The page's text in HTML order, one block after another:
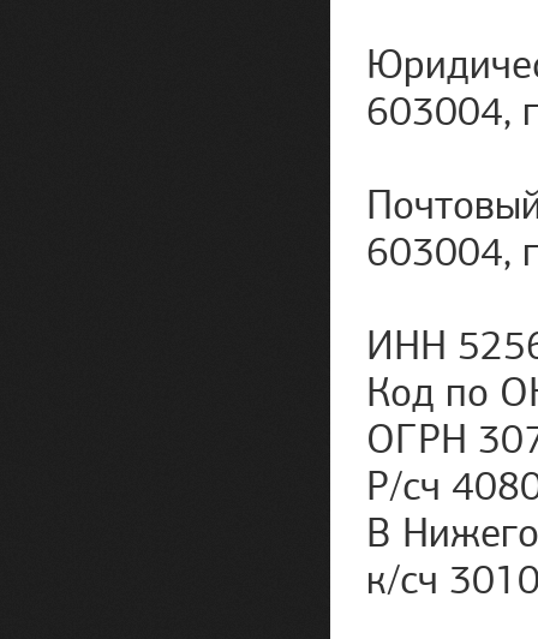
603004,
603004,
ИНН
Код по
ОГРН
Р/сч
В
к/сч